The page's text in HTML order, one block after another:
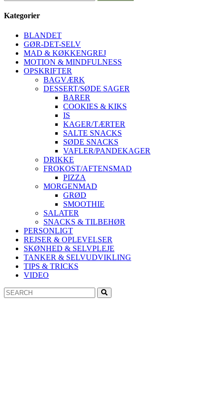
Kategorier
BLANDET
GØR-DET-SELV
MAD & KØKKENGREJ
MOTION & MINDFULNESS
OPSKRIFTER
BAGVÆRK
DESSERT/SØDE SAGER
BARER
COOKIES & KIKS
IS
KAGER/TÆRTER
SALTE SNACKS
SØDE SNACKS
VAFLER/PANDEKAGER
DRIKKE
FROKOST/AFTENSMAD
PIZZA
MORGENMAD
GRØD
SMOOTHIE
SALATER
SNACKS & TILBEHØR
PERSONLIGT
REJSER & OPLEVELSER
SKØNHED & SELVPLEJE
TANKER & SELVUDVIKLING
TIPS & TRICKS
VIDEO
Search
for: